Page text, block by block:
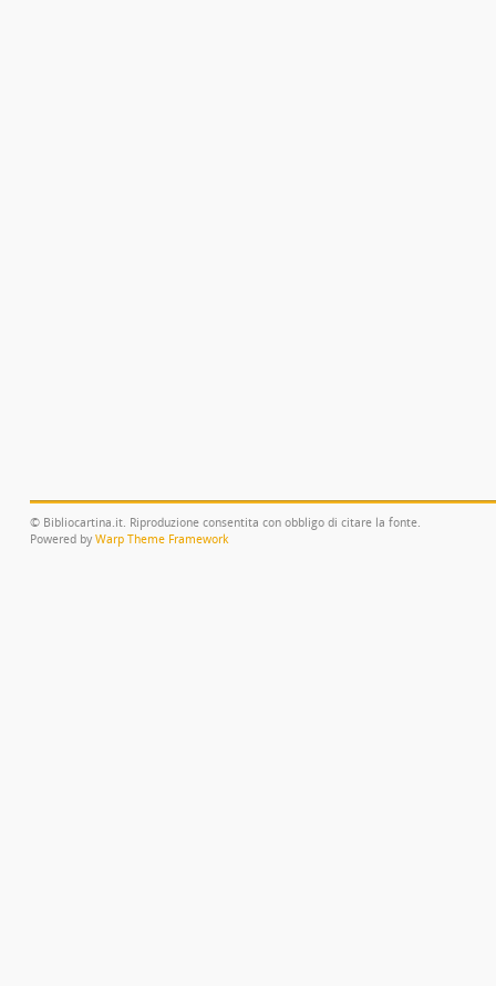
© Bibliocartina.it. Riproduzione consentita con obbligo di citare la fonte.
Powered by Warp Theme Framework